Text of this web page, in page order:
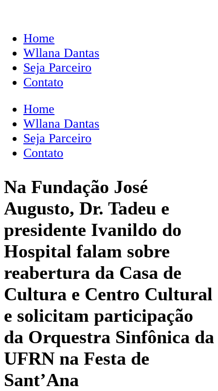
Home
Wllana Dantas
Seja Parceiro
Contato
Home
Wllana Dantas
Seja Parceiro
Contato
Na Fundação José
Augusto, Dr. Tadeu e
presidente Ivanildo do
Hospital falam sobre
reabertura da Casa de
Cultura e Centro Cultural
e solicitam participação
da Orquestra Sinfônica da
UFRN na Festa de
Sant’Ana